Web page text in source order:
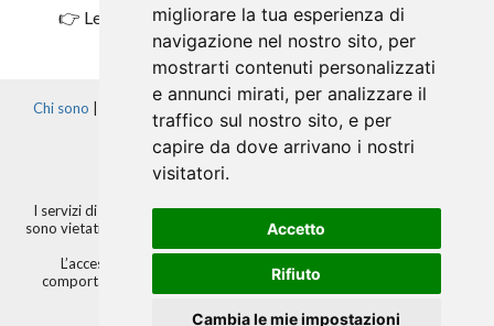
migliorare la tua esperienza di
navigazione nel nostro sito, per
mostrarti contenuti personalizzati
e annunci mirati, per analizzare il
traffico sul nostro sito, e per
capire da dove arrivano i nostri
visitatori.
Accetto
Rifiuto
Cambia le mie impostazioni
👉 Leggi altri articoli dalBlogdi Mia Cartomanzia
Chi sono Termini e condizioni
Policy|Preferenze Cookies
I servizi di cartomanzia telefonica non hanno valore di consulenza e
sono vietati ai minori. La cartomanzia non è una scienza esatta. Non si
forniscono consulti medici, psicologici, legali.
L’accesso e l’utilizzo dei servizi offerti da miacartomanzia.it
comportano l’accettazione integrale delleCondizioni Generali di
Servizio.